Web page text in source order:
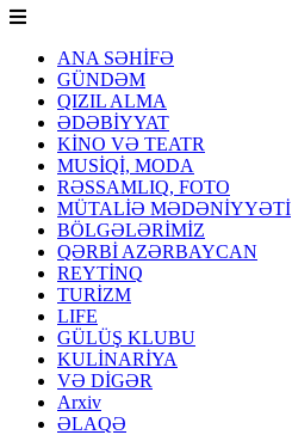
ANA SƏHİFƏ
GÜNDƏM
QIZIL ALMA
ƏDƏBİYYAT
KİNO VƏ TEATR
MUSİQİ, MODA
RƏSSAMLIQ, FOTO
MÜTALİƏ MƏDƏNİYYƏTİ
BÖLGƏLƏRİMİZ
QƏRBİ AZƏRBAYCAN
REYTİNQ
TURİZM
LIFE
GÜLÜŞ KLUBU
KULİNARİYA
VƏ DİGƏR
Arxiv
ƏLAQƏ